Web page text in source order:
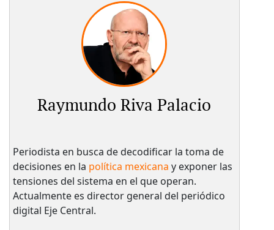
Raymundo Riva Palacio
Periodista en busca de decodificar la toma de
decisiones en la política mexicana y exponer las
tensiones del sistema en el que operan.
Actualmente es director general del periódico
digital Eje Central.